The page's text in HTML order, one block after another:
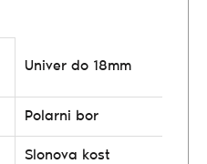
Univer do 18mm
Polarni bor
Slonova kost